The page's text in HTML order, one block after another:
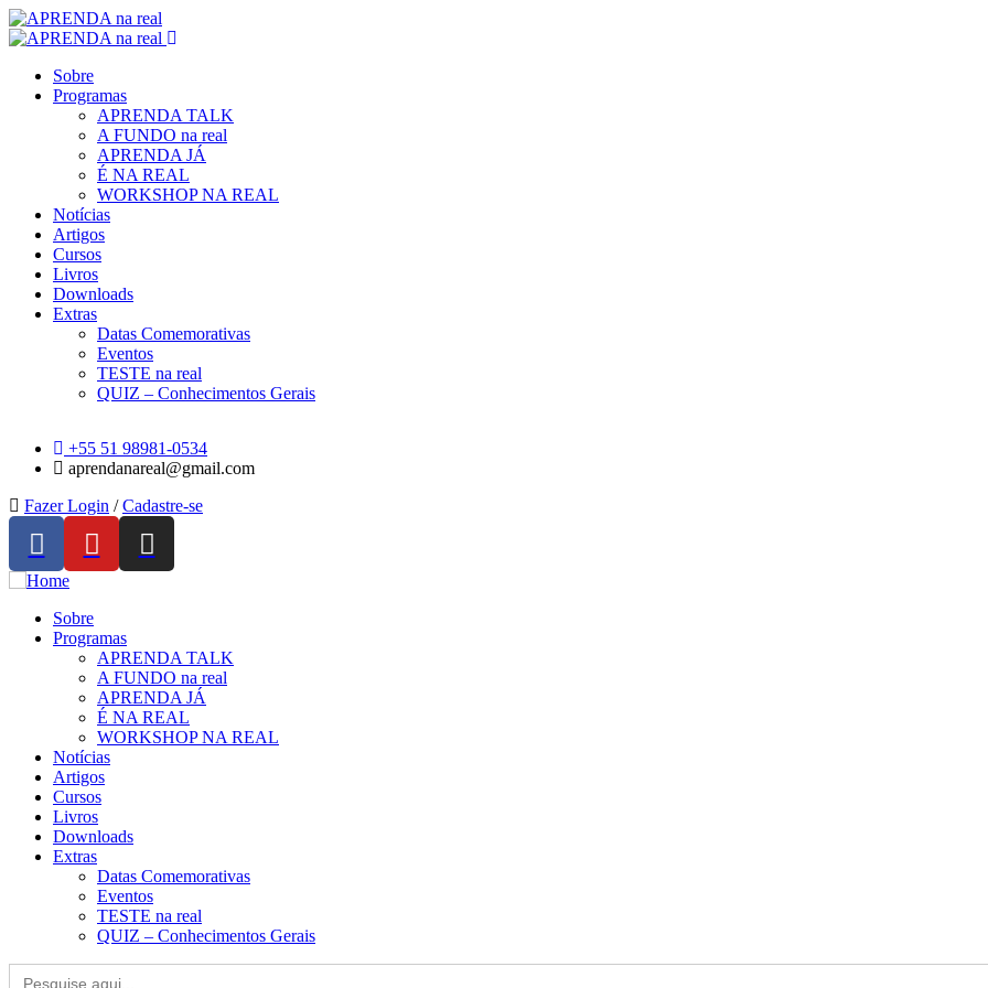
Sobre
Programas
APRENDA TALK
A FUNDO na real
APRENDA JÁ
É NA REAL
WORKSHOP NA REAL
Notícias
Artigos
Cursos
Livros
Downloads
Extras
Datas Comemorativas
Eventos
TESTE na real
QUIZ – Conhecimentos Gerais
+55 51 98981-0534
aprendanareal@gmail.com
Fazer Login / Cadastre-se
Sobre
Programas
APRENDA TALK
A FUNDO na real
APRENDA JÁ
É NA REAL
WORKSHOP NA REAL
Notícias
Artigos
Cursos
Livros
Downloads
Extras
Datas Comemorativas
Eventos
TESTE na real
QUIZ – Conhecimentos Gerais
Search